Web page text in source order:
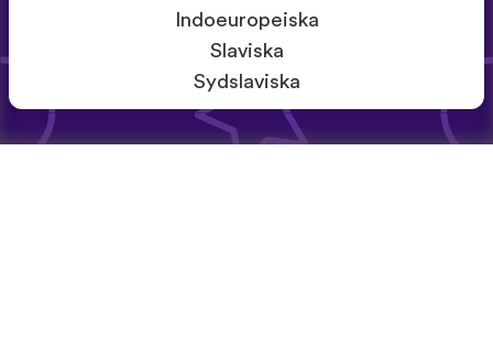
Indoeuropeiska
Slaviska
Sydslaviska